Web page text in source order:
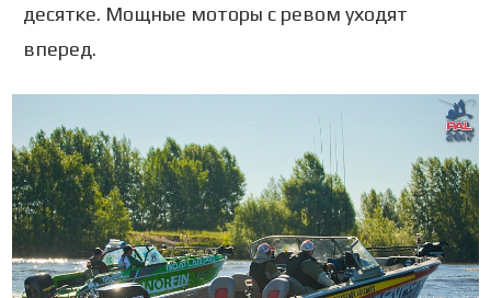
десятке. Мощные моторы с ревом уходят
вперед.